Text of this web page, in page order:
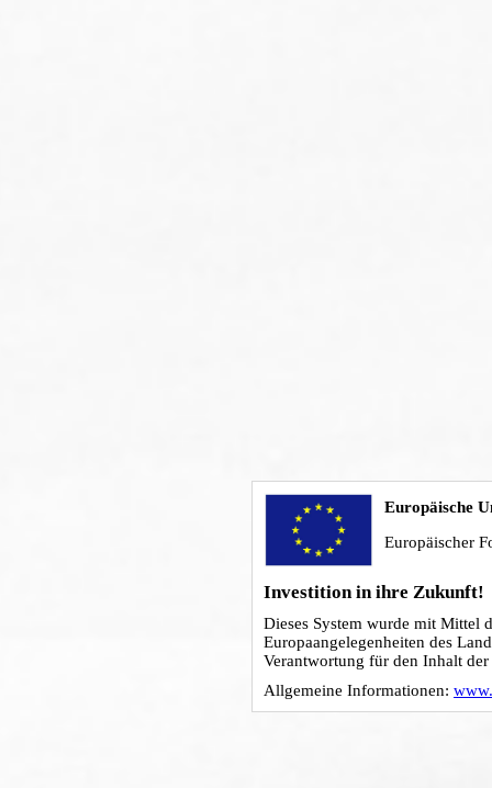
Europäische
Europäischer
Investition in ihre Zukunft!
Dieses System wurde mit Mittel
Europaangelegenheiten des
Verantwortung für den Inhalt
Allgemeine Informationen: